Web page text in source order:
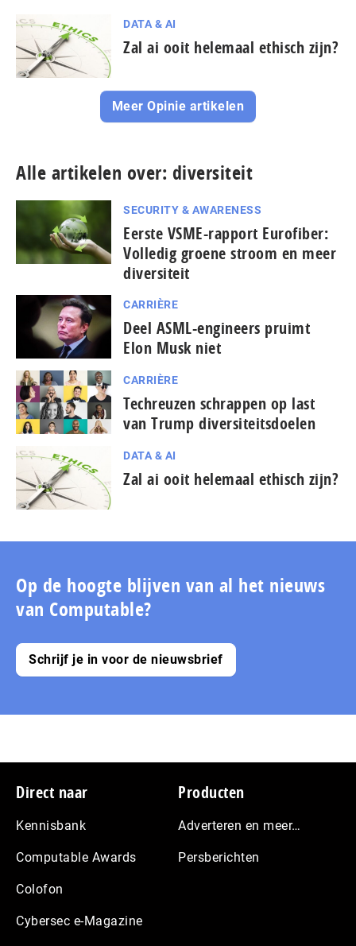
DATA & AI
Zal ai ooit helemaal ethisch zijn?
Meer Opinie artikelen
Alle artikelen over: diversiteit
SECURITY & AWARENESS
Eerste VSME-rapport Eurofiber:
Volledig groene stroom en meer
diversiteit
CARRIÈRE
Deel ASML-engineers pruimt
Elon Musk niet
CARRIÈRE
Techreuzen schrappen op last
van Trump diversiteitsdoelen
DATA & AI
Zal ai ooit helemaal ethisch zijn?
Op de hoogte blijven van al het nieuws
van Computable?
Schrijf je in voor de nieuwsbrief
Footer
Direct naar
Kennisbank
Computable Awards
Colofon
Cybersec e-Magazine
Producten
Adverteren en meer…
Persberichten